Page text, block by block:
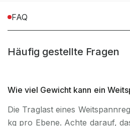
FAQ
Häufig gestellte Fragen
Wie viel Gewicht kann ein
Die Traglast eines
kg pro Ebene. Achte darauf,